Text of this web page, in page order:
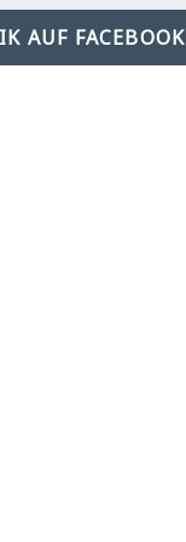
AUF FACEBOOK